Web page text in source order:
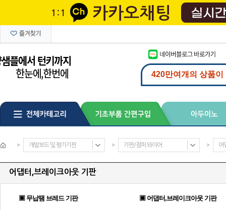
> 개발보드 및 평가기판 > 기판/점퍼 와이어 > 어
어댑터,브레이크아웃 기판
▣ 무납땜 브레드 기판 ▣ 어댑터,브레이크아웃 기판